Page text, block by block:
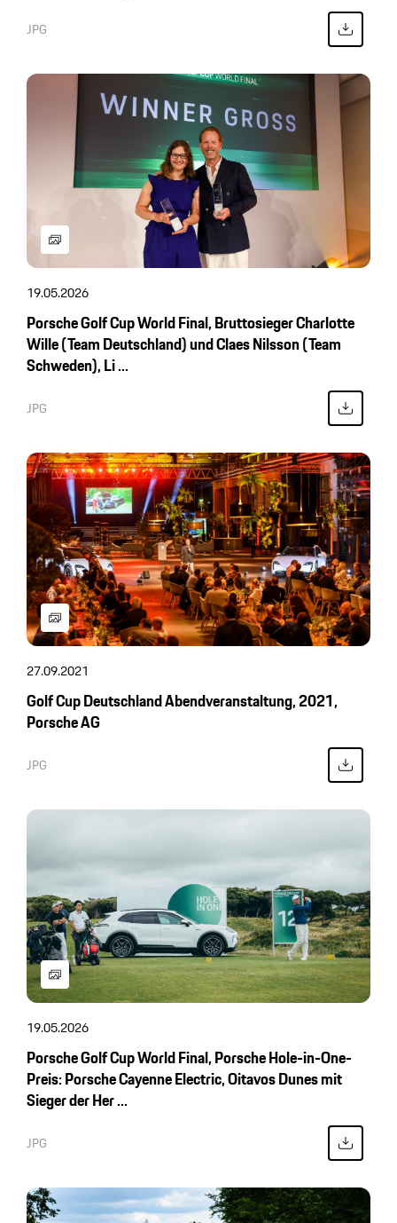
JPG
19.05.2026
Porsche Golf Cup World Final, Bruttosieger Charlotte
Wille (Team Deutschland) und Claes Nilsson (Team
Schweden), Li ...
JPG
27.09.2021
Golf Cup Deutschland Abendveranstaltung, 2021,
Porsche AG
JPG
19.05.2026
Porsche Golf Cup World Final, Porsche Hole-in-One-
Preis: Porsche Cayenne Electric, Oitavos Dunes mit
Sieger der Her ...
JPG